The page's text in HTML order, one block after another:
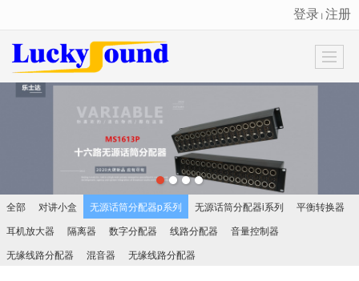
很遗憾，因您的浏览器版本过低导致无法获得最佳浏览体验，推荐下载安装谷歌浏览器！
登录 丨 注册
全部 对讲小盒 无源话筒分配器p系列 无源话筒分配器i系列
平衡转换器
耳机放大器
隔离器 数字分配器 线路分配器
音量控制器
无缘线路分配器
混音器 无缘线路分配器